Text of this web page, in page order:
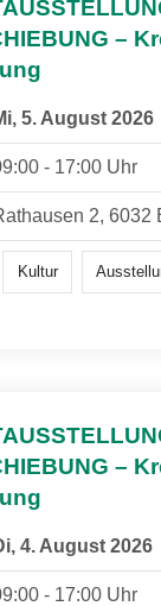
–
5. August 2026
- 17:00 Uhr
2, 6032
Kultur
–
4. August 2026
- 17:00 Uhr